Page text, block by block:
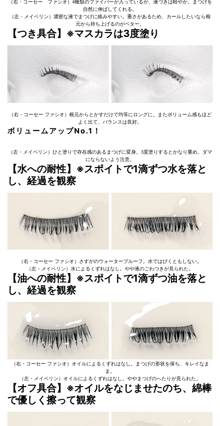
（右・コーセー ファシオ）4種類のファイバーが入っているが、液づきは軽やか。まつげを
自然に伸ばしてくれる。
（左・メイベリン）濃密な液でまつげに絡みやすい。重さがあるため、カールしたいなら根
元から持ち上げるのがベター。
【つき具合】※マスカラは3度塗り
（右・コーセー ファシオ）根元からとかすだけで均等にロングに。またボリューム感もほど
よく出て、バランスは良好。
ボリュームアップNo.1！
（左・メイベリン）ひと塗りで存在感のあるまつげに変身。3度塗りするとかなり重め。ダマ
にならないよう注意。
【水への耐性】※スポイトで1滴ずつ水を落と
し、経過を観察
（右・コーセー ファシオ）さすがのウォータープルーフ。水ではびくともしない。
（左・メイベリン）水によるくずれはなし。やや液のごわつきが見られた。
【油への耐性】※スポイトで1滴ずつ油を落と
し、経過を観察
（右・コーセー ファシオ）オイルによるくずれはなし。まつげの形状を保ち、キレイなま
ま。
（左・メイベリン）オイルによるくずれはなし。ややまつげのへたりが見られた。
【オフ具合】※オイルをなじませたのち、綿棒
で優しく擦って観察